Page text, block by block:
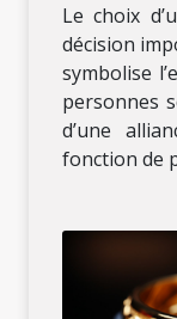
Le choix
décision
symbolise
personnes
d’une
fonction de